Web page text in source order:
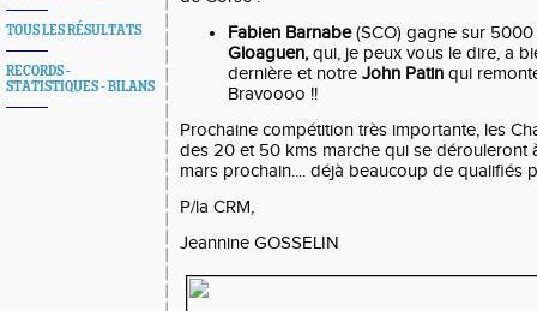
TOUS LES RÉSULTATS
RECORDS -
STATISTIQUES - BILANS
Fabien Barnabe(SCO) gagne sur
Gloaguen,qui, je peux vous le dire, a
dernière et notre John Patin qui
Bravoooo !!
Prochaine compétition très importante, les
des 20 et 50 kms marche qui se dérouleront
mars prochain.... déjà beaucoup de qualifiés
P/la CRM,
Jeannine GOSSELIN